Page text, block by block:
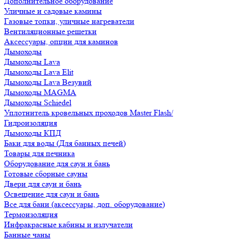
Уличные и садовые камины
Газовые топки, уличные нагреватели
Вентиляционные решетки
Аксессуары, опции для каминов
Дымоходы
Дымоходы Lava
Дымоходы Lava Elit
Дымоходы Lava Везувий
Дымоходы MAGMA
Дымоходы Schiedel
Уплотнитель кровельных проходов Master Flash/
Гидроизоляция
Дымоходы КПД
Баки для воды (Для банных печей)
Товары для печника
Оборудование для саун и бань
Готовые сборные сауны
Двери для саун и бань
Освещение для саун и бань
Все для бани (аксессуары, доп. оборудование)
Термоизоляция
Инфракрасные кабины и излучатели
Банные чаны